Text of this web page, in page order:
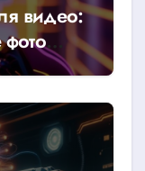
видео:
фото